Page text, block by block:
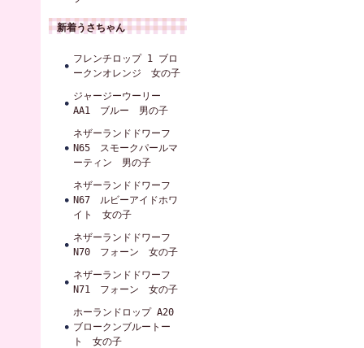
新着うさちゃん
フレンチロップ 1 ブロ
ークンオレンジ 女の子
ジャージーウーリー
AA1 ブルー 男の子
ネザーランドドワーフ
N65 スモークパールマ
ーティン 男の子
ネザーランドドワーフ
N67 ルビーアイドホワ
イト 女の子
ネザーランドドワーフ
N70 フォーン 女の子
ネザーランドドワーフ
N71 フォーン 女の子
ホーランドロップ A20
ブロークンブルートー
ト 女の子